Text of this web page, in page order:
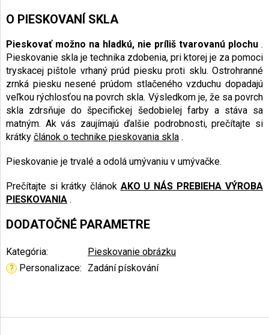
O PIESKOVANÍ SKLA
Pieskovať možno na hladkú, nie príliš tvarovanú plochu .
Pieskovanie skla je technika zdobenia, pri ktorej je za pomoci
tryskacej pištole vrhaný prúd piesku proti sklu. Ostrohranné
zrnká piesku nesené prúdom stlačeného vzduchu dopadajú
veľkou rýchlosťou na povrch skla. Výsledkom je, že sa povrch
skla zdrsňuje do špecifickej šedobielej farby a stáva sa
matným. Ak vás zaujímajú ďalšie podrobnosti, prečítajte si
krátky článok o technike pieskovania skla .
Pieskovanie je trvalé a odolá umývaniu v umývačke.
Prečítajte si krátky článok AKO U NÁS PREBIEHA VÝROBA
PIESKOVANIA .
DODATOČNÉ PARAMETRE
Kategória: Pieskovanie obrázku
? Personalizace: Zadání pískování
á